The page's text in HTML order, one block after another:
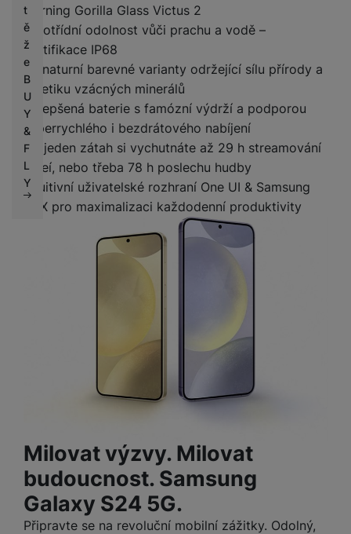
t
ě
ž
e
B
U
Y
&
F
L
Y
Corning Gorilla Glass Victus 2
Prvotřídní odolnost vůči prachu a vodě –
certifikace IP68
Signaturní barevné varianty održející sílu přírody a
estetiku vzácných minerálů
Vylepšená baterie s famózní výdrží a podporou
superrychlého i bezdrátového nabíjení
Na jeden zátah si vychutnáte až 29 h streamování
videí, nebo třeba 78 h poslechu hudby
Intuitivní uživatelské rozhraní One UI & Samsung
DeX pro maximalizaci každodenní produktivity
Milovat výzvy. Milovat
budoucnost. Samsung
Galaxy S24 5G.
Připravte se na revoluční mobilní zážitky. Odolný,